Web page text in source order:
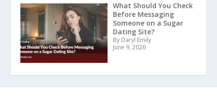
What Should You Check
Before Messaging
Someone on a Sugar
Dating Site?
By Daryl Emily
June 9, 2026